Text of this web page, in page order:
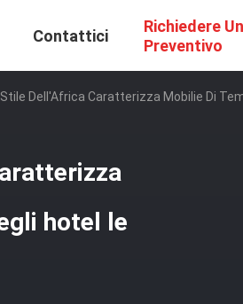
Contattici
Richiedere Un
Preventivo
Stile Dell'Africa Caratterizza Mobilie Di
hotel le